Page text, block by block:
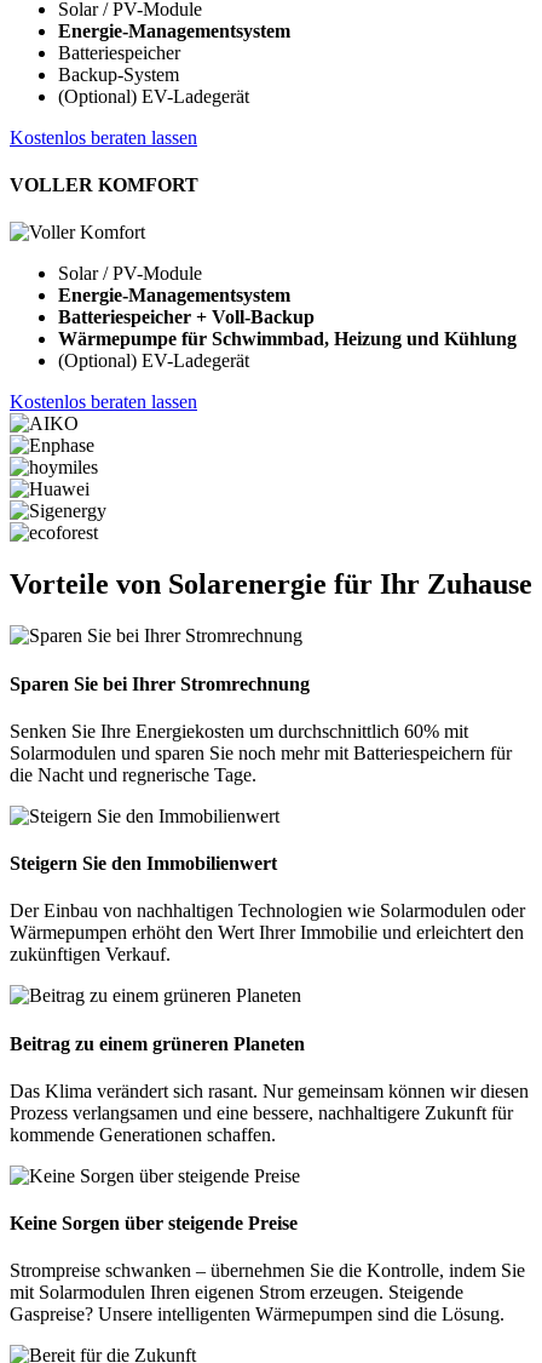
Solar / PV-Module
Energie-Managementsystem
Batteriespeicher
Backup-System
(Optional) EV-Ladegerät
Kostenlos beraten lassen
VOLLER KOMFORT
Solar / PV-Module
Energie-Managementsystem
Batteriespeicher + Voll-Backup
Wärmepumpe für Schwimmbad, Heizung und Kühlung
(Optional) EV-Ladegerät
Kostenlos beraten lassen
Vorteile von Solarenergie für Ihr Zuhause
Sparen Sie bei Ihrer Stromrechnung
Senken Sie Ihre Energiekosten um durchschnittlich 60% mit
Solarmodulen und sparen Sie noch mehr mit Batteriespeichern für
die Nacht und regnerische Tage.
Steigern Sie den Immobilienwert
Der Einbau von nachhaltigen Technologien wie Solarmodulen oder
Wärmepumpen erhöht den Wert Ihrer Immobilie und erleichtert den
zukünftigen Verkauf.
Beitrag zu einem grüneren Planeten
Das Klima verändert sich rasant. Nur gemeinsam können wir diesen
Prozess verlangsamen und eine bessere, nachhaltigere Zukunft für
kommende Generationen schaffen.
Keine Sorgen über steigende Preise
Strompreise schwanken – übernehmen Sie die Kontrolle, indem Sie
mit Solarmodulen Ihren eigenen Strom erzeugen. Steigende
Gaspreise? Unsere intelligenten Wärmepumpen sind die Lösung.